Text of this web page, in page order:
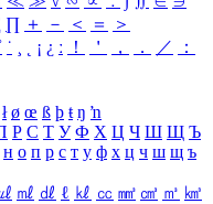
∏ ＋ － ＜ ＝
＞
˙ ¸ ¡ ¿ ː ！ ＇ ， ． ／
：
ł ø œ ß þ ŧ ŋ ŉ
Р С Т У Ф Х Ц Ч Ш Щ Ъ
н о п р с т у ф х ц ч ш щ ъ
㎖ ㎗ ℓ ㎘ ㏄ ㎣ ㎤ ㎥ ㎦